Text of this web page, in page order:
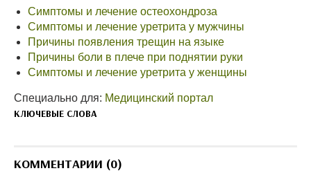
Симптомы и лечение остеохондроза
Симптомы и лечение уретрита у мужчины
Причины появления трещин на языке
Причины боли в плече при поднятии руки
Симптомы и лечение уретрита у женщины
Специально для: Медицинский портал
КЛЮЧЕВЫЕ СЛОВА
КОММЕНТАРИИ (0)